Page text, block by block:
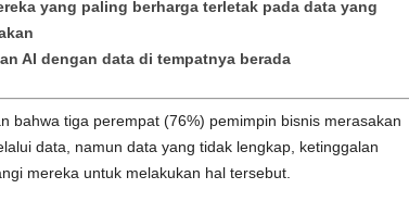
yang paling berharga terletak pada data yang
AI dengan data di tempatnya berada
bahwa tiga perempat (76%) pemimpin bisnis merasakan
data, namun data yang tidak lengkap, ketinggalan
mereka untuk melakukan hal tersebut.